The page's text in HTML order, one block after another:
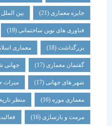
جایزه معماری (21) بین الملل(21)
فناوری های نوین ساختمانی(19)
بزرگداشت (18) معماری اسلامی(18)
گفتمان معماری (17) جهانی شدن(17)
شهر های جهانی(17) میراث جهانی(17)
معماری موزه(16) منظر تاریخی (16)
مرمت و بازسازی(16) فعالیت‌های